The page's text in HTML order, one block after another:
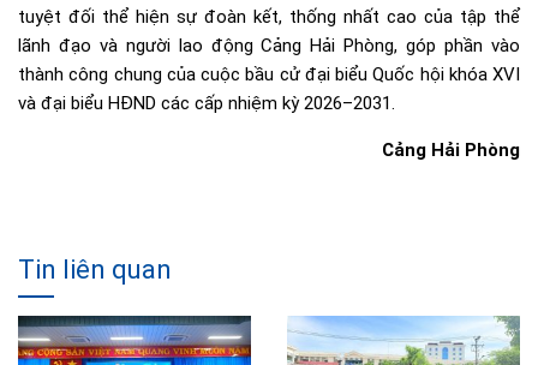
tuyệt đối thể hiện sự đoàn kết, thống nhất cao của tập thể
lãnh đạo và người lao động Cảng Hải Phòng, góp phần vào
thành công chung của cuộc bầu cử đại biểu Quốc hội khóa XVI
và đại biểu HĐND các cấp nhiệm kỳ 2026–2031.
Cảng Hải Phòng
Tin liên quan